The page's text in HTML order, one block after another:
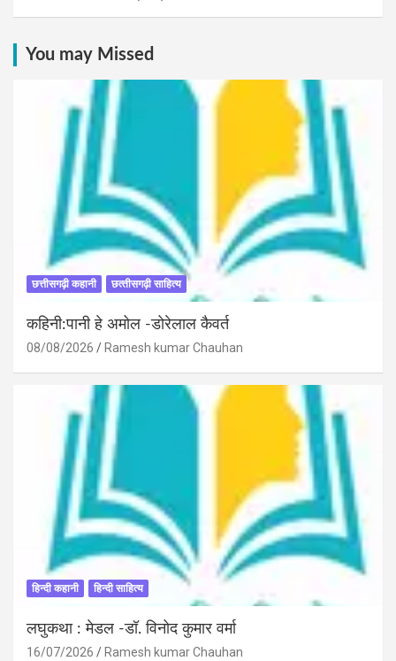
You may Missed
छत्तीसगढ़ी कहानी छत्‍तीसगढ़ी साहित्‍य
कहिनी:पानी हे अमोल -डोरेलाल कैवर्त
08/08/2026 Ramesh kumar Chauhan
हिन्दी कहानी हिन्दी साहित्य
लघुकथा : मेडल -डॉ. विनोद कुमार वर्मा
16/07/2026 Ramesh kumar Chauhan